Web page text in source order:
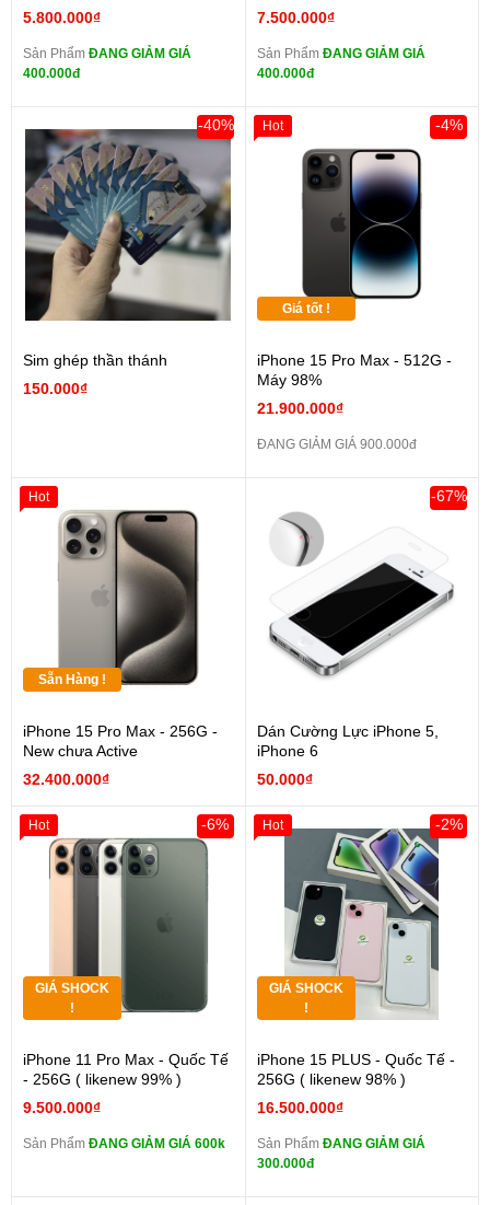
5.800.000₫
Sản Phẩm ĐANG GIẢM GIÁ
400.000đ
7.500.000₫
Sản Phẩm ĐANG GIẢM GIÁ
400.000đ
Sim ghép thần thánh
150.000₫
-40%
Giá tốt !
iPhone 15 Pro Max - 512G -
Máy 98%
21.900.000₫
-4%
ĐANG GIẢM GIÁ 900.000đ
Hot
Sẵn Hàng !
iPhone 15 Pro Max - 256G -
New chưa Active
32.400.000₫
Hot
Dán Cường Lực iPhone 5,
iPhone 6
50.000₫
-67%
GIÁ SHOCK
!
iPhone 11 Pro Max - Quốc Tế
- 256G ( likenew 99% )
9.500.000₫
-6%
Sản Phẩm ĐANG GIẢM GIÁ 600k
Hot
GIÁ SHOCK
!
iPhone 15 PLUS - Quốc Tế -
256G ( likenew 98% )
16.500.000₫
-2%
Sản Phẩm ĐANG GIẢM GIÁ
300.000đ
Hot